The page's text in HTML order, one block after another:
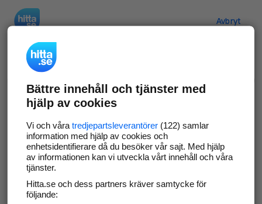
Avbryt
Verifiera ditt företag
Gör som 69 546företag
företagssida på hitta.se och syns bättre mot
kunder i ditt närområde. Helt kostnadsfritt.
Uppdatera din företagsinformation
Svara på och hantera dina omdömen
Bättre innehåll och tjänster med
hjälp av cookies
Vi och våra tredjepartsleverantörer(122) samlar
information med hjälp av cookies och
enhetsidentifierare då du besöker vår sajt. Med hjälp
av informationen kan vi utveckla vårt innehåll och våra
tjänster.
Hitta.se och dess partners kräver samtycke för
följande: